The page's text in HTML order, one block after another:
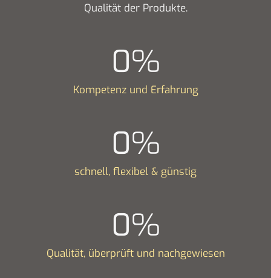
Qualität der Produkte.
0%
Kompetenz und Erfahrung
0%
schnell, flexibel & günstig
0%
Qualität, überprüft und nachgewiesen